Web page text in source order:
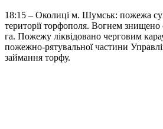
18:15 – Околиці м. Шумськ: пожежа
території торфополя. Вогнем знищено
га. Пожежу ліквідовано черговим
пожежно-рятувальної частини
займання торфу.